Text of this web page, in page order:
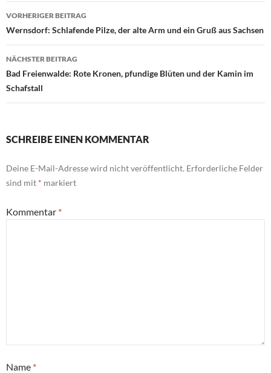
Beitragsnavigation
VORHERIGER BEITRAG
Wernsdorf: Schlafende Pilze, der alte Arm und ein Gruß aus Sachsen
NÄCHSTER BEITRAG
Bad Freienwalde: Rote Kronen, pfundige Blüten und der Kamin im
Schafstall
SCHREIBE EINEN KOMMENTAR
Deine E-Mail-Adresse wird nicht veröffentlicht. Erforderliche Felder
sind mit * markiert
Kommentar *
Name *